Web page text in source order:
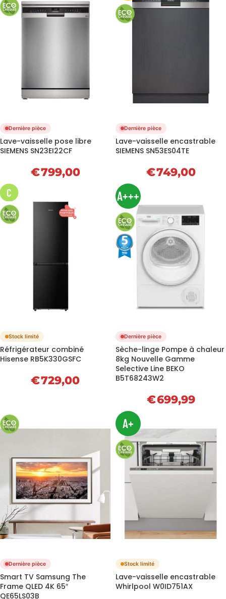
Dernière pièce
Lave-vaisselle pose libre
SIEMENS SN23EI22CF
€799,00
Dernière pièce
Lave-vaisselle encastrable
SIEMENS SN53ES04TE
€749,00
C
Stock limité
Réfrigérateur combiné
Hisense RB5K330GSFC
€729,00
A+++
Dernière pièce
Sèche-linge Pompe à chaleur
8kg Nouvelle Gamme
Selective Line BEKO
B5T68243W2
€699,99
Dernière pièce
Smart TV Samsung The
Frame QLED 4K 65″
QE65LS03B
A+
Stock limité
Lave-vaisselle encastrable
Whirlpool W0ID751AX